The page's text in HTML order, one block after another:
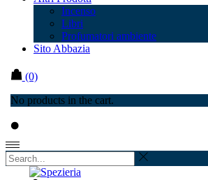
Incenso
Libri
Profumatori ambiente
Sito Abbazia
(0)
No products in the cart.